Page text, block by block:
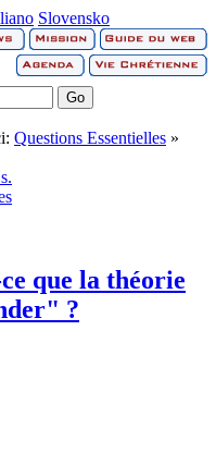
Slovensko
Questions Essentielles »
que la théorie
?